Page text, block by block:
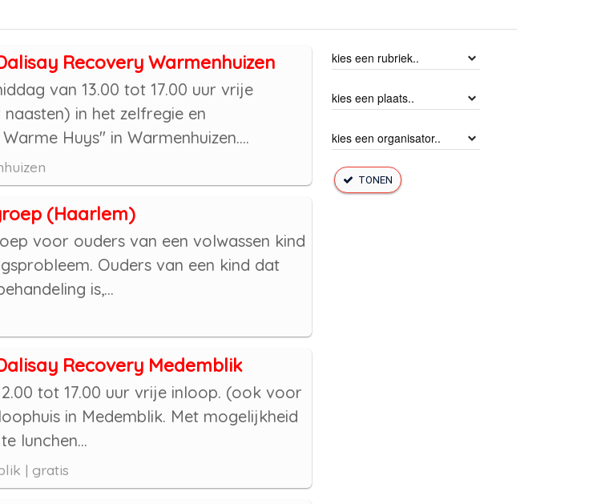
Recovery Warmenhuizen
van 13.00 tot 17.00 uur vrije
in het zelfregie en
Huys" in Warmenhuizen....
(Haarlem)
voor ouders van een volwassen kind
Ouders van een kind dat
is,...
Recovery Medemblik
tot 17.00 uur vrije inloop. (ook voor
in Medemblik. Met mogelijkheid
lunchen...
| gratis
TONEN